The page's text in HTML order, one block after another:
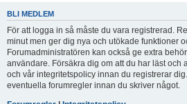
BLI MEDLEM
För att logga in så måste du vara registrerad.
minut men ger dig nya och utökade funktioner
Forumadministratören kan också ge extra
användare. Försäkra dig om att du har läst och
och vår integritetspolicy innan du registrerar
eventuella forumregler innan du skriver något.